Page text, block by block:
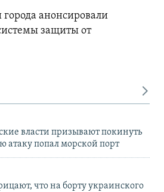
города анонсировали
защиты от
власти призывают покинуть
атаку попал морской порт
что на борту украинского